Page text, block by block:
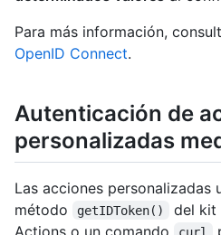
Para más información,
OpenID Connect.
Autenticación de
personalizadas
Las acciones personalizadas
método
getIDToken()
del kit
Actions o un comando
curl